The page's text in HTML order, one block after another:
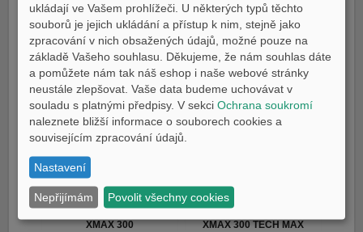
Tricity 300 TMAX
TMAX TECH MAX TMAX 25th Anniversary
XMAX 300 XMAX 300 TECH MAX
ukládají ve Vašem prohlížeči. U některých typů těchto
souborů je jejich ukládání a přístup k nim, stejně jako
zpracování v nich obsažených údajů, možné pouze na
základě Vašeho souhlasu. Děkujeme, že nám souhlas dáte
a pomůžete nám tak náš eshop i naše webové stránky
neustále zlepšovat. Vaše data budeme uchovávat v
souladu s platnými předpisy. V sekciOchrana soukromí
naleznete bližší informace o souborech cookies a
souvisejícím zpracování údajů.
Nastavení
Nepřijímám Povolit všechny cookies